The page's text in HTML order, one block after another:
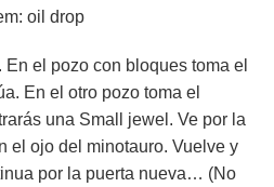
oil drop
el pozo con bloques toma el
En el otro pozo toma el
una Small jewel. Ve por la
el ojo del minotauro. Vuelve y
por la puerta nueva… (No